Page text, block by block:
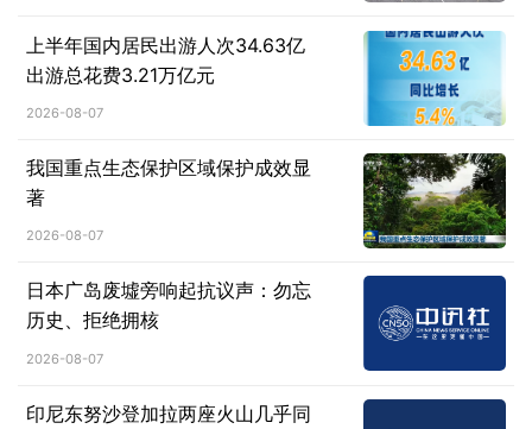
上半年国内居民出游人次34.63亿
出游总花费3.21万亿元
2026-08-07
我国重点生态保护区域保护成效显
著
2026-08-07
日本广岛废墟旁响起抗议声：勿忘
历史、拒绝拥核
2026-08-07
印尼东努沙登加拉两座火山几乎同